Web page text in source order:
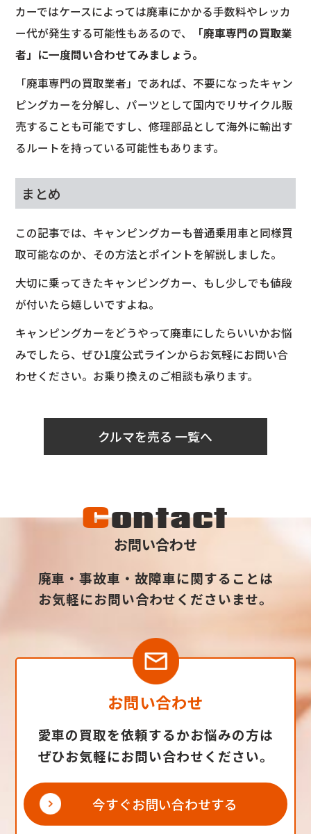
カーではケースによっては廃車にかかる手数料やレッカ
ー代が発生する可能性もあるので、
「廃車専門の買取業
者」に一度問い合わせてみましょう。
「廃車専門の買取業者」であれば、不要になったキャン
ピングカーを分解し、パーツとして国内でリサイクル販
売することも可能ですし、修理部品として海外に輸出す
るルートを持っている可能性もあります。
まとめ
この記事では、キャンピングカーも普通乗用車と同様買
取可能なのか、その方法とポイントを解説しました。
大切に乗ってきたキャンピングカー、もし少しでも値段
が付いたら嬉しいですよね。
キャンピングカーをどうやって廃車にしたらいいかお悩
みでしたら、ぜひ1度公式ラインからお気軽にお問い合
わせください。お乗り換えのご相談も承ります。
クルマを売る 一覧へ
Contact
お問い合わせ
廃車・事故車・故障車に関することは
お気軽にお問い合わせくださいませ。
お問い合わせ
愛車の買取を依頼するかお悩みの方は
ぜひお気軽にお問い合わせください。
今すぐお問い合わせする